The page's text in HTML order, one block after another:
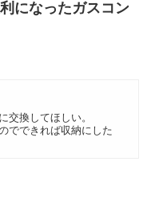
になったガスコン
交換してほしい。
でできれば収納にした